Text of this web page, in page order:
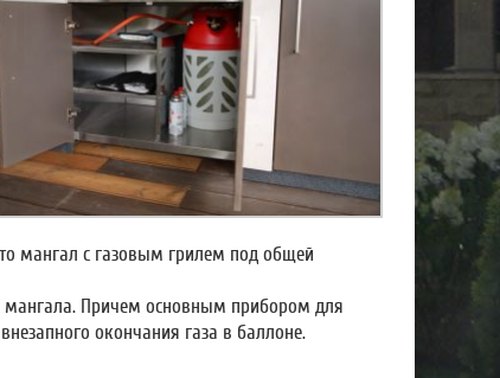
мангал с газовым грилем под общей
мангала. Причем основным прибором для
окончания газа в баллоне.